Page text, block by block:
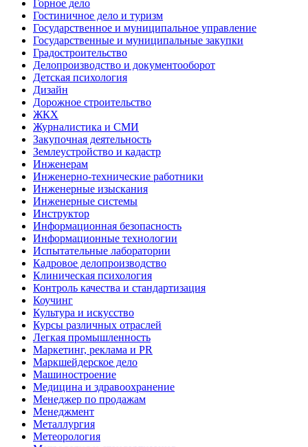
Горное дело
Гостиничное дело и туризм
Государственное и муниципальное управление
Государственные и муниципальные закупки
Градостроительство
Делопроизводство и документооборот
Детская психология
Дизайн
Дорожное строительство
ЖКХ
Журналистика и СМИ
Закупочная деятельность
Землеустройство и кадастр
Инженерам
Инженерно-технические работники
Инженерные изыскания
Инженерные системы
Инструктор
Информационная безопасность
Информационные технологии
Испытательные лаборатории
Кадровое делопроизводство
Клиническая психология
Контроль качества и стандартизация
Коучинг
Культура и искусство
Курсы различных отраслей
Легкая промышленность
Маркетинг, реклама и PR
Маркшейдерское дело
Машиностроение
Медицина и здравоохранение
Менеджер по продажам
Менеджмент
Металлургия
Метеорология